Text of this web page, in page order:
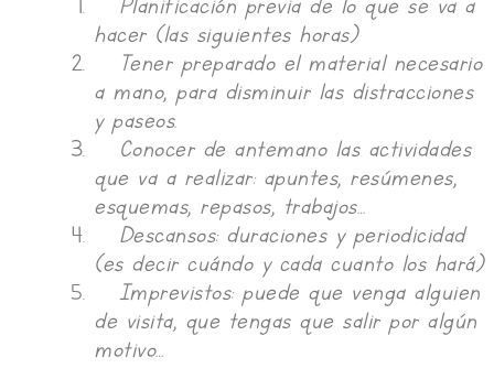
Planificación previa de lo que se va a
hacer (las siguientes horas)
Tener preparado el material necesario
a mano, para disminuir las distracciones
y paseos.
Conocer de antemano las actividades
que va a realizar: apuntes, resúmenes,
esquemas, repasos, trabajos…
Descansos: duraciones y periodicidad
(es decir cuándo y cada cuanto los hará)
Imprevistos: puede que venga alguien
de visita, que tengas que salir por algún
motivo…